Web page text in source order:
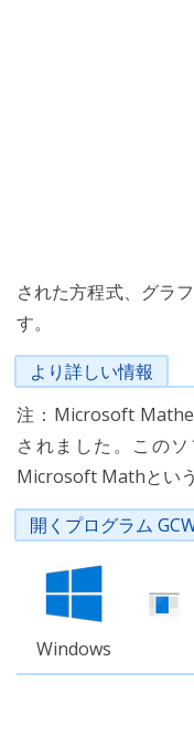
された方程式、グラ
す。
より詳しい情報
注：Microsoft
されました。この
Microsoft Mathという
開くプログラム
Windows